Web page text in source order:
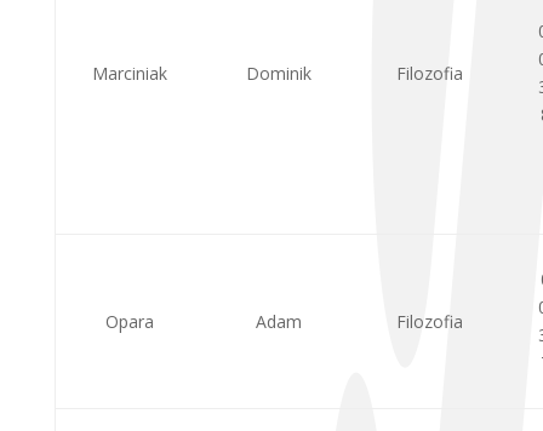
Marciniak Dominik Filozofia
Opara Adam Filozofia